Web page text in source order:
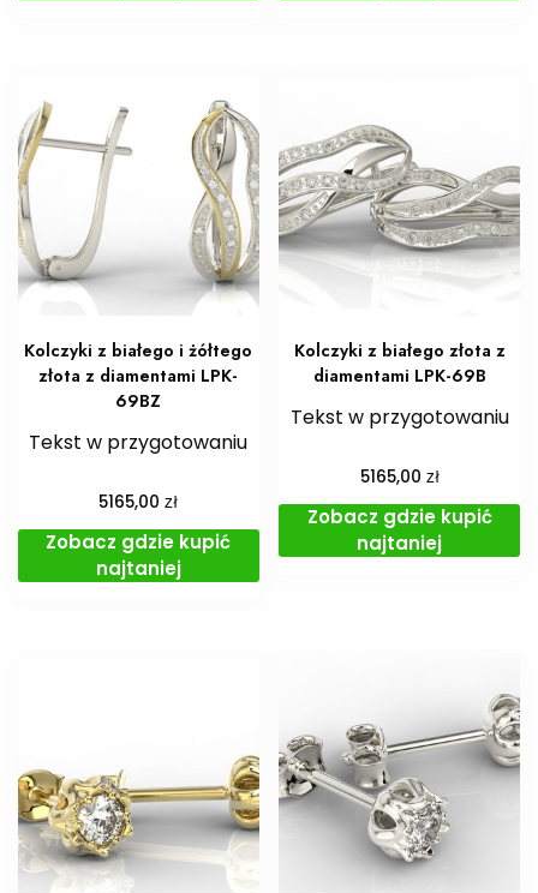
Kolczyki z białego i żółtego
złota z diamentami LPK-
69BZ
Tekst w przygotowaniu
5165,00zł
Zobacz gdzie kupić
najtaniej
Kolczyki z białego złota z
diamentami LPK-69B
Tekst w przygotowaniu
5165,00 zł
Zobacz gdzie kupić
najtaniej